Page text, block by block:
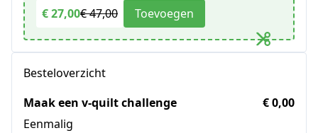
€ 27,00€ 47,00 Toevoegen
Besteloverzicht
Maak een v-quilt challenge
Eenmalig
€ 0,00